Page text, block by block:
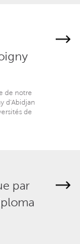
de notre
d'Abidjan
de
par